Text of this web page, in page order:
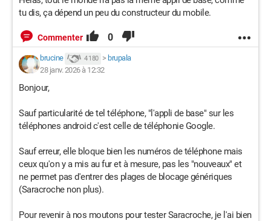
tu dis, ça dépend un peu du constructeur du mobile.
Commenter 0
brucine 4 180 > brupala
28 janv. 2026 à 12:32
Bonjour,
Sauf particularité de tel téléphone, "l'appli de base" sur les
téléphones android c'est celle de téléphonie Google.
Sauf erreur, elle bloque bien les numéros de téléphone mais
ceux qu'on y a mis au fur et à mesure, pas les "nouveaux" et
ne permet pas d'entrer des plages de blocage génériques
(Saracroche non plus).
Pour revenir à nos moutons pour tester Saracroche, je l'ai bien